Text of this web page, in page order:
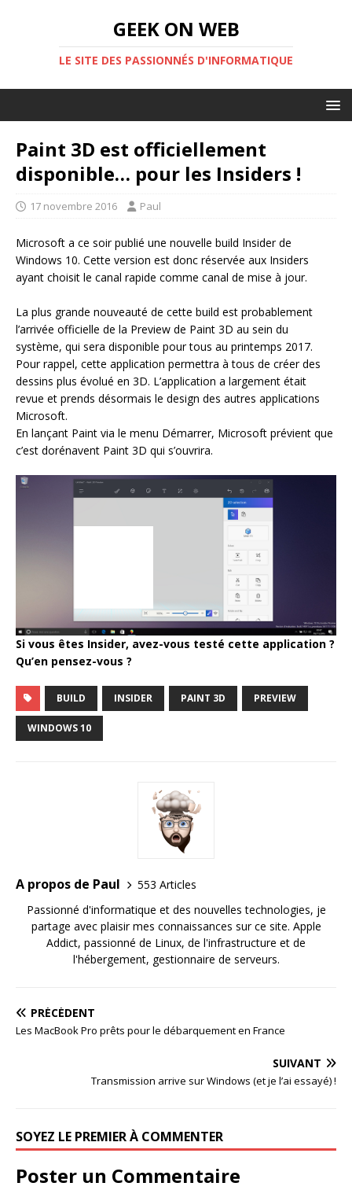
GEEK ON WEB
LE SITE DES PASSIONNÉS D'INFORMATIQUE
Paint 3D est officiellement
disponible… pour les Insiders !
17 novembre 2016 Paul
Microsoft a ce soir publié une nouvelle build Insider de
Windows 10. Cette version est donc réservée aux Insiders
ayant choisit le canal rapide comme canal de mise à jour.
La plus grande nouveauté de cette build est probablement
l’arrivée officielle de la Preview de Paint 3D au sein du
système, qui sera disponible pour tous au printemps 2017.
Pour rappel, cette application permettra à tous de créer des
dessins plus évolué en 3D. L’application a largement était
revue et prends désormais le design des autres applications
Microsoft.
En lançant Paint via le menu Démarrer, Microsoft prévient que
c’est dorénavent Paint 3D qui s’ouvrira.
Si vous êtes Insider, avez-vous testé cette application ?
Qu’en pensez-vous ?
BUILD INSIDER PAINT 3D PREVIEW
WINDOWS 10
A propos de Paul
553 Articles
Passionné d'informatique et des nouvelles technologies, je
partage avec plaisir mes connaissances sur ce site. Apple
Addict, passionné de Linux, de l'infrastructure et de
l'hébergement, gestionnaire de serveurs.
PRÉCÉDENT
Les MacBook Pro prêts pour le débarquement en France
SUIVANT
Transmission arrive sur Windows (et je l’ai essayé) !
SOYEZ LE PREMIER À COMMENTER
Poster un Commentaire